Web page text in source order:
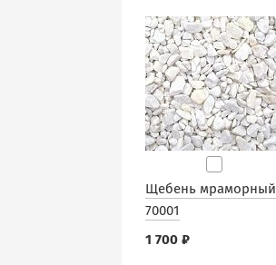
Щебень мраморный
70001
1 700 ₽